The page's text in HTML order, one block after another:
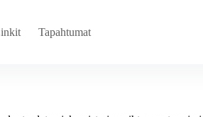
Tapahtumat